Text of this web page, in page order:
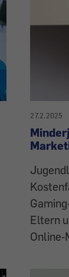
27.2.2025
Eltern